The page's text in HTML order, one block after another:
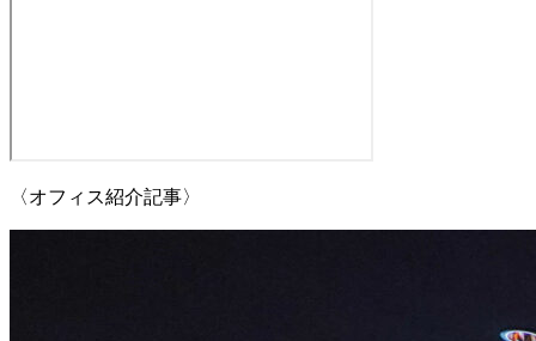
〈オフィス紹介記事〉